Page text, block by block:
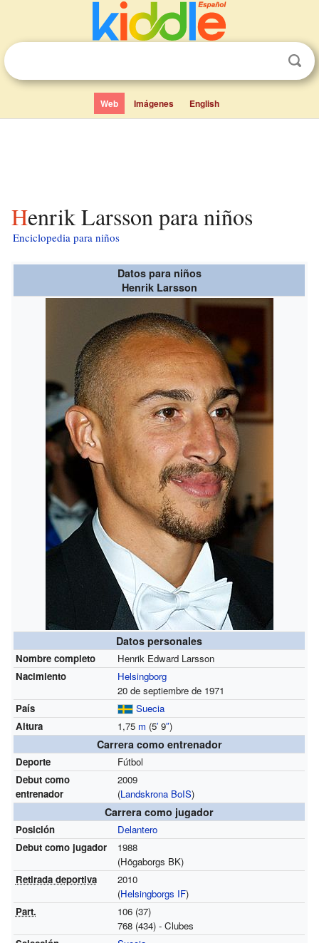
Web Imágenes English
Henrik Larsson para niños
Enciclopedia para niños
Datos para niños
Henrik Larsson
Datos personales
Nombre completo
Henrik Edward Larsson
Nacimiento
Helsingborg
20 de septiembre de 1971
País
Suecia
Altura
1,75 m (5′9″)
Carrera como entrenador
Deporte
Fútbol
Debut como
entrenador
2009
(Landskrona BoIS)
Carrera como jugador
Posición
Delantero
Debut como jugador
1988
(Högaborgs BK)
Retirada deportiva
2010
(Helsingborgs IF)
Part.
106 (37)
768 (434) - Clubes